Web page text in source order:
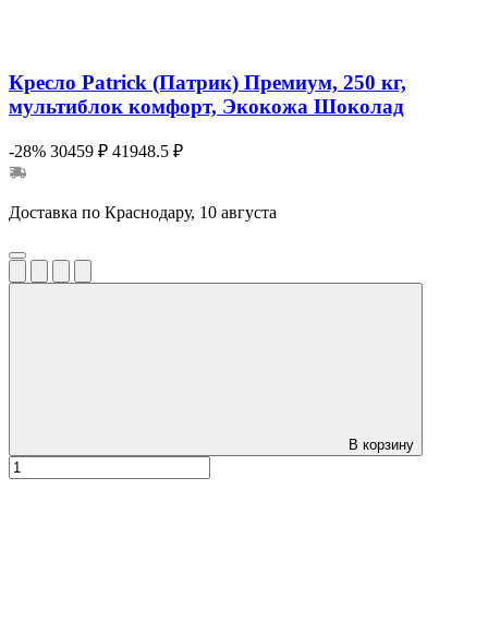
Кресло Patrick (Патрик) Премиум, 250 кг,
мультиблок комфорт, Экокожа Шоколад
-28% 30459 ₽ 41948.5 ₽
Доставка по Краснодару, 10 августа
В корзину